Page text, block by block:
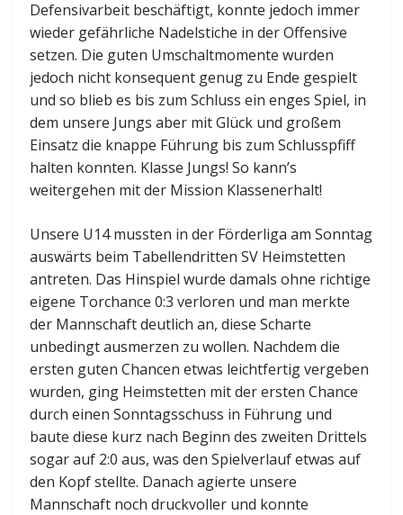
Defensivarbeit beschäftigt, konnte jedoch immer
wieder gefährliche Nadelstiche in der Offensive
setzen. Die guten Umschaltmomente wurden
jedoch nicht konsequent genug zu Ende gespielt
und so blieb es bis zum Schluss ein enges Spiel, in
dem unsere Jungs aber mit Glück und großem
Einsatz die knappe Führung bis zum Schlusspfiff
halten konnten. Klasse Jungs! So kann’s
weitergehen mit der Mission Klassenerhalt!
Unsere U14 mussten in der Förderliga am Sonntag
auswärts beim Tabellendritten SV Heimstetten
antreten. Das Hinspiel wurde damals ohne richtige
eigene Torchance 0:3 verloren und man merkte
der Mannschaft deutlich an, diese Scharte
unbedingt ausmerzen zu wollen. Nachdem die
ersten guten Chancen etwas leichtfertig vergeben
wurden, ging Heimstetten mit der ersten Chance
durch einen Sonntagsschuss in Führung und
baute diese kurz nach Beginn des zweiten Drittels
sogar auf 2:0 aus, was den Spielverlauf etwas auf
den Kopf stellte. Danach agierte unsere
Mannschaft noch druckvoller und konnte